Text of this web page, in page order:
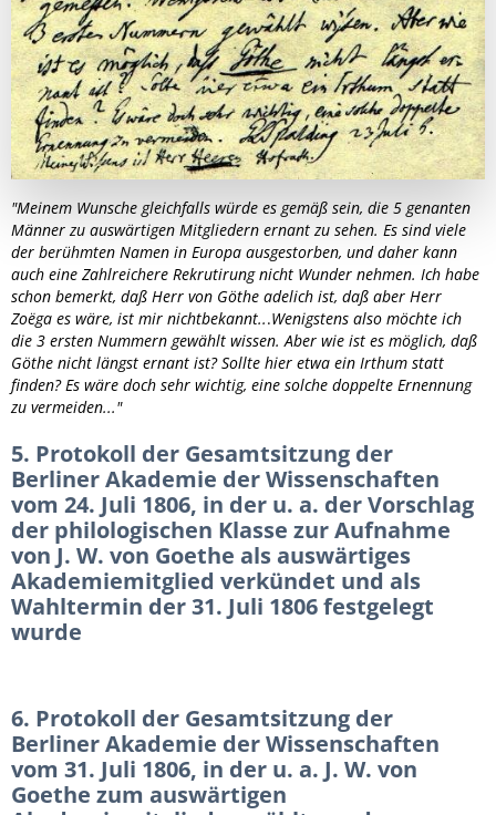
"Meinem Wunsche gleichfalls würde es gemäß sein, die 5 genanten
Männer zu auswärtigen Mitgliedern ernant zu sehen. Es sind viele
der berühmten Namen in Europa ausgestorben, und daher kann
auch eine Zahlreichere Rekrutirung nicht Wunder nehmen. Ich habe
schon bemerkt, daß Herr von Göthe adelich ist, daß aber Herr
Zoëga es wäre, ist mir nichtbekannt...Wenigstens also möchte ich
die 3 ersten Nummern gewählt wissen. Aber wie ist es möglich, daß
Göthe nicht längst ernant ist? Sollte hier etwa ein Irthum statt
finden? Es wäre doch sehr wichtig, eine solche doppelte Ernennung
zu vermeiden..."
5. Protokoll der Gesamtsitzung der
Berliner Akademie der Wissenschaften
vom 24. Juli 1806, in der u. a. der Vorschlag
der philologischen Klasse zur Aufnahme
von J. W. von Goethe als auswärtiges
Akademiemitglied verkündet und als
Wahltermin der 31. Juli 1806 festgelegt
wurde
6. Protokoll der Gesamtsitzung der
Berliner Akademie der Wissenschaften
vom 31. Juli 1806, in der u. a. J. W. von
Goethe zum auswärtigen